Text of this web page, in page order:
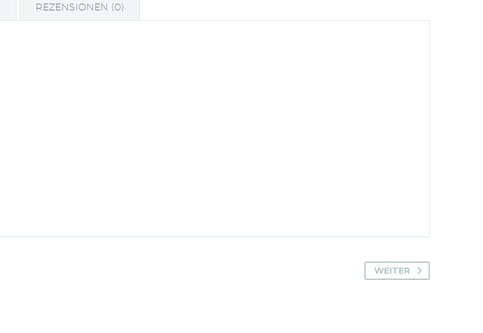
REZENSIONEN (0)
WEITER